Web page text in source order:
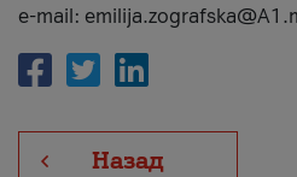
e-mail:
Назад